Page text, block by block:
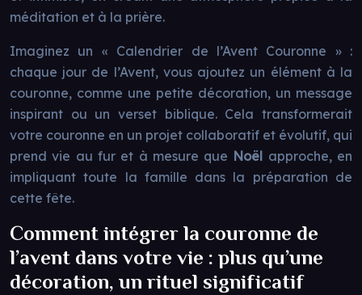
méditation et à la prière.
Imaginez un « Calendrier de l’Avent Couronne » :
chaque jour de l’Avent, vous ajoutez un élément à la
couronne, comme une petite décoration, un message
inspirant ou un verset biblique. Cela transformerait
votre couronne en un projet collaboratif et évolutif, qui
prend vie au fur et à mesure que Noël approche, en
impliquant toute la famille dans la préparation de
cette fête.
Comment intégrer la couronne de
l’avent dans votre vie : plus qu’une
décoration, un rituel significatif